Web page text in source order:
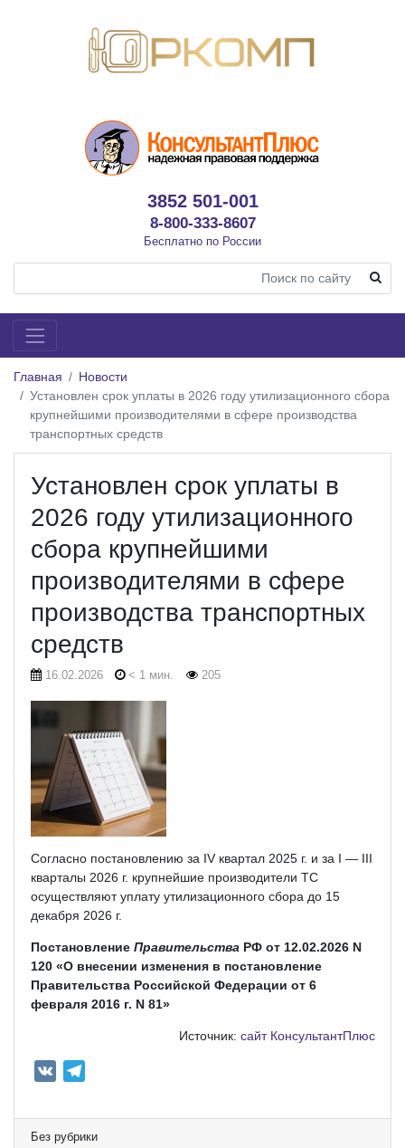
3852 501-001
8-800-333-8607
Бесплатно по России
Главная
Новости
Установлен срок уплаты в 2026 году утилизационного сбора
крупнейшими производителями в сфере производства
транспортных средств
Установлен срок уплаты в
2026 году утилизационного
сбора крупнейшими
производителями в сфере
производства транспортных
средств
16.02.2026 < 1 мин. 205
Согласно постановлению за IV квартал 2025 г. и за I — III
кварталы 2026 г. крупнейшие производители ТС
осуществляют уплату утилизационного сбора до 15
декабря 2026 г.
Постановление Правительства РФ от 12.02.2026 N
120 «О внесении изменения в постановление
Правительства Российской Федерации от 6
февраля 2016 г. N 81»
Источник: сайт КонсультантПлюс
e
Без рубрики